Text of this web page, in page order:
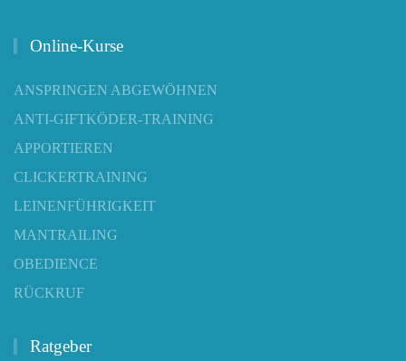
Online-Kurse
ANSPRINGEN ABGEWÖHNEN
ANTI-GIFTKÖDER-TRAINING
APPORTIEREN
CLICKERTRAINING
LEINENFÜHRIGKEIT
MANTRAILING
OBEDIENCE
RÜCKRUF
Ratgeber